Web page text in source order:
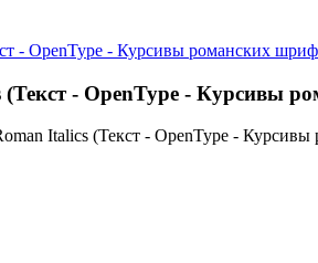
- OpenType - Курсивы романских
(Текст - OpenType - Курсивы
Italics (Текст - OpenType -